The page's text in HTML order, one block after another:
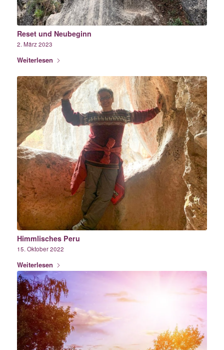
Reset und Neubeginn
2. März 2023
Weiterlesen
Himmlisches Peru
15. Oktober 2022
Weiterlesen